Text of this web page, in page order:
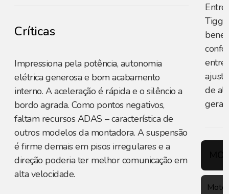
Críticas
Impressiona pela potência, autonomia
elétrica generosa e bom acabamento
interno. A aceleração é rápida e o silêncio a
bordo agrada. Como pontos negativos,
faltam recursos ADAS – característica de
outros modelos da montadora. A suspensão
é firme demais em pisos irregulares e a
direção poderia ter melhor comunicação em
alta velocidade.
Entre
entre
de
geral